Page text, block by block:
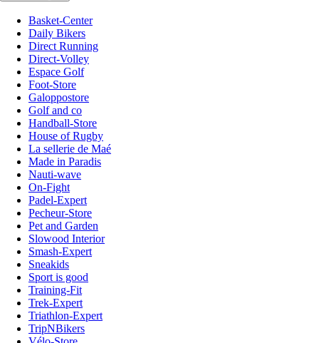
Basket-Center
Daily Bikers
Direct Running
Direct-Volley
Espace Golf
Foot-Store
Galoppostore
Golf and co
Handball-Store
House of Rugby
La sellerie de Maé
Made in Paradis
Nauti-wave
On-Fight
Padel-Expert
Pecheur-Store
Pet and Garden
Slowood Interior
Smash-Expert
Sneakids
Sport is good
Training-Fit
Trek-Expert
Triathlon-Expert
TripNBikers